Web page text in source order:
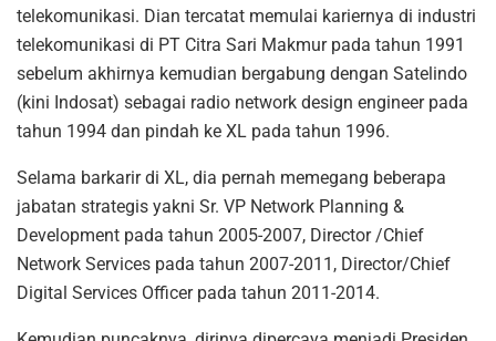
telekomunikasi. Dian tercatat memulai kariernya di industri
telekomunikasi di PT Citra Sari Makmur pada tahun 1991
sebelum akhirnya kemudian bergabung dengan Satelindo
(kini Indosat) sebagai radio network design engineer pada
tahun 1994 dan pindah ke XL pada tahun 1996.
Selama barkarir di XL, dia pernah memegang beberapa
jabatan strategis yakni Sr. VP Network Planning &
Development pada tahun 2005-2007, Director /Chief
Network Services pada tahun 2007-2011, Director/Chief
Digital Services Officer pada tahun 2011-2014.